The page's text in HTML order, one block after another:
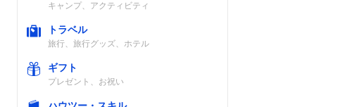
キャンプ、アクティビティ
トラベル
旅行、旅行グッズ、ホテル
ギフト
プレゼント、お祝い